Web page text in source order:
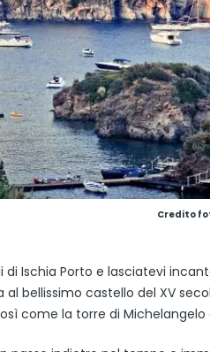
Credito
Ischia Porto e lasciatevi
bellissimo castello del XV
come la torre di